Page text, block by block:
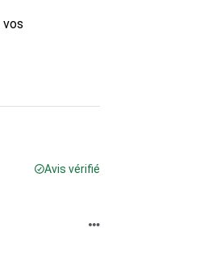
Avis vérifié